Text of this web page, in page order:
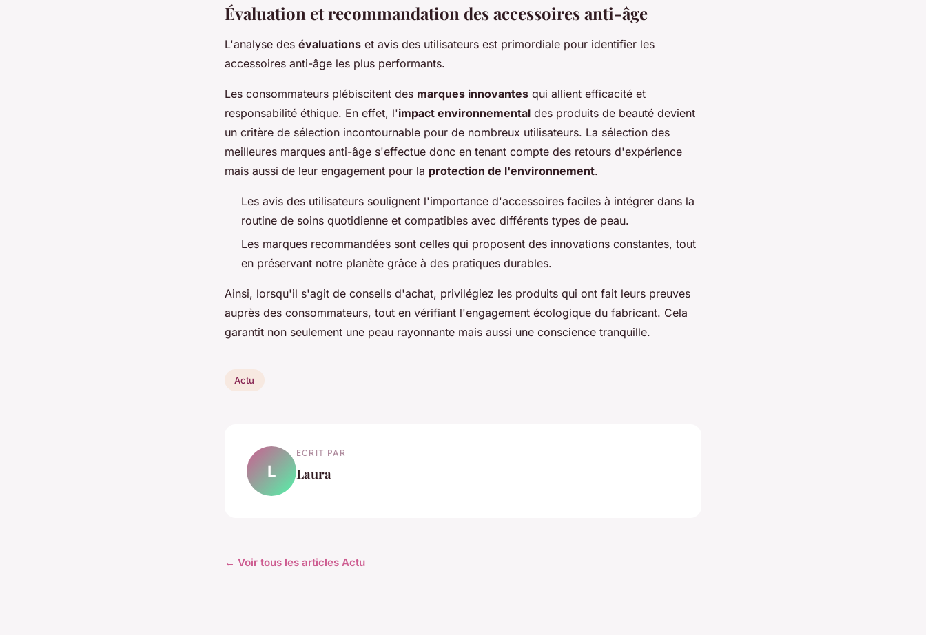
Évaluation et recommandation des accessoires anti-âge
L'analyse des évaluations et avis des utilisateurs est primordiale pour identifier les
accessoires anti-âge les plus performants.
Les consommateurs plébiscitent des marques innovantes qui allient efficacité et
responsabilité éthique. En effet, l'impact environnemental des produits de beauté devient
un critère de sélection incontournable pour de nombreux utilisateurs. La sélection des
meilleures marques anti-âge s'effectue donc en tenant compte des retours d'expérience
mais aussi de leur engagement pour la protection de l'environnement.
Les avis des utilisateurs soulignent l'importance d'accessoires faciles à intégrer dans la
routine de soins quotidienne et compatibles avec différents types de peau.
Les marques recommandées sont celles qui proposent des innovations constantes, tout
en préservant notre planète grâce à des pratiques durables.
Ainsi, lorsqu'il s'agit de conseils d'achat, privilégiez les produits qui ont fait leurs preuves
auprès des consommateurs, tout en vérifiant l'engagement écologique du fabricant. Cela
garantit non seulement une peau rayonnante mais aussi une conscience tranquille.
Actu
L
ECRIT PAR
Laura
← Voir tous les articles Actu